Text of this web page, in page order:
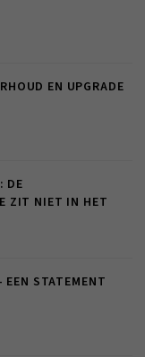
EN UPGRADE
DE
ZIT NIET IN HET
STATEMENT